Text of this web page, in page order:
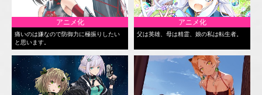
アニメ化
痛いのは嫌なので防御力に極振りしたい
と思います。
アニメ化
父は英雄、母は精霊、娘の私は転生者。